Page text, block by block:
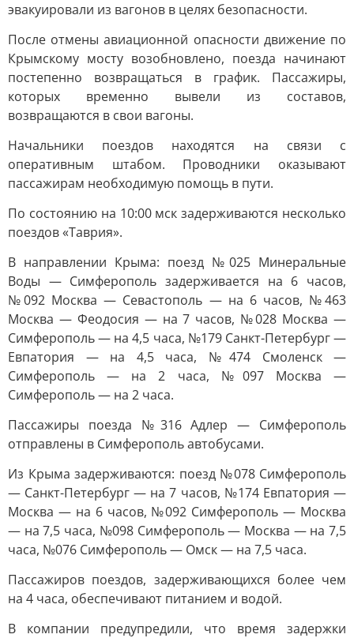
эвакуировали из вагонов в целях безопасности.
После отмены авиационной опасности движение по
Крымскому мосту возобновлено, поезда начинают
постепенно возвращаться в график. Пассажиры,
которых временно вывели из составов,
возвращаются в свои вагоны.
Начальники поездов находятся на связи с
оперативным штабом. Проводники оказывают
пассажирам необходимую помощь в пути.
По состоянию на 10:00 мск задерживаются несколько
поездов «Таврия».
В направлении Крыма: поезд №025 Минеральные
Воды — Симферополь задерживается на 6 часов,
№092 Москва — Севастополь — на 6 часов, №463
Москва — Феодосия — на 7 часов, №028 Москва —
Симферополь — на 4,5 часа, №179 Санкт-Петербург —
Евпатория — на 4,5 часа, №474 Смоленск —
Симферополь — на 2 часа, №097 Москва —
Симферополь — на 2 часа.
Пассажиры поезда №316 Адлер — Симферополь
отправлены в Симферополь автобусами.
Из Крыма задерживаются: поезд №078 Симферополь
— Санкт-Петербург — на 7 часов, №174 Евпатория —
Москва — на 6 часов, №092 Симферополь — Москва
— на 7,5 часа, №098 Симферополь — Москва — на 7,5
часа, №076 Симферополь — Омск — на 7,5 часа.
Пассажиров поездов, задерживающихся более чем
на 4 часа, обеспечивают питанием и водой.
В компании предупредили, что время задержки